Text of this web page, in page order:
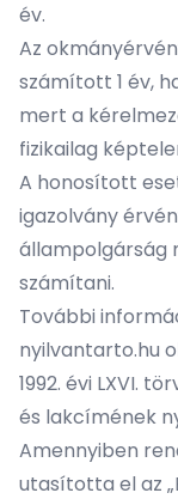
év.
Az
számított 1 év,
mert a
fizikailag
A honosított
igazolvány
állampolgárság
számítani.
További
nyilvantarto.hu
1992. évi LXVI.
és lakcímének
Amennyiben
utasította el az